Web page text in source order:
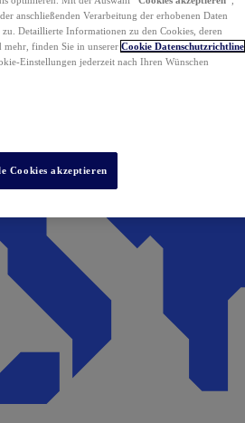
anschließenden Verarbeitung der erhobenen Daten
Detaillierte Informationen zu den Cookies, deren
mehr, finden Sie in unserer Cookie Datenschutzrichtline
Einstellungen jederzeit nach Ihren Wünschen
Cookies akzeptieren